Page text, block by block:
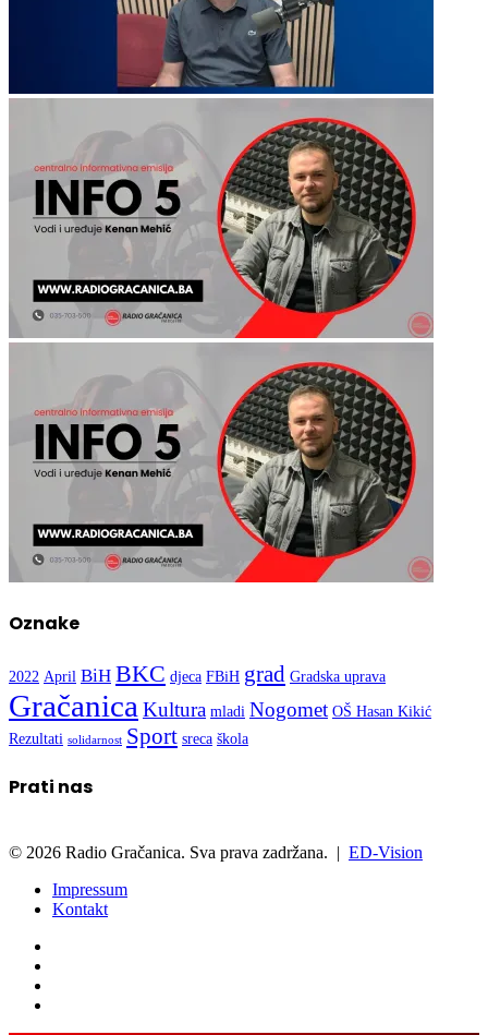
Oznake
GračanicaKultura mladi Nogomet OŠ Hasan Kikić
Rezultati solidarnost Sport škola
Prati nas
Impressum
Facebook
Twitter
LinkedIn
WhatsApp
Viber
Back
Close